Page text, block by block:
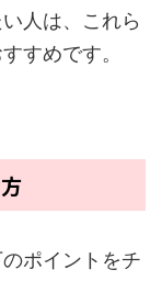
人は、これら
すめです。
ポイントをチ